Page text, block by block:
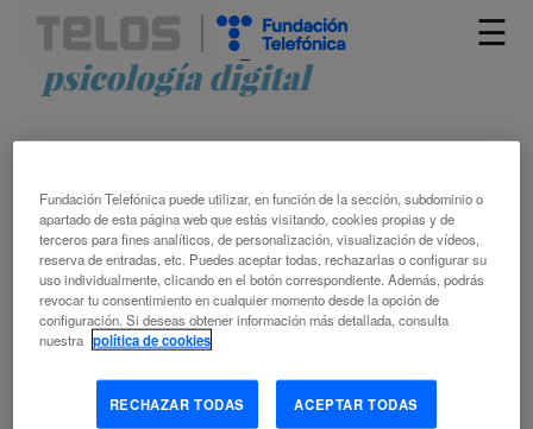
☰
Artículos etiquetados como
psicología digital
CUANDO EL ENEMIGO ESTÁ DENTRO
LUCÍA HALTY
Fundación Telefónica puede utilizar, en función de la sección, subdominio o
apartado de esta página web que estás visitando, cookies propias y de
terceros para fines analíticos, de personalización, visualización de vídeos,
reserva de entradas, etc. Puedes aceptar todas, rechazarlas o configurar su
uso individualmente, clicando en el botón correspondiente. Además, podrás
revocar tu consentimiento en cualquier momento desde la opción de
configuración. Si deseas obtener información más detallada, consulta
nuestra política de cookies
RECHAZAR TODAS ACEPTAR TODAS